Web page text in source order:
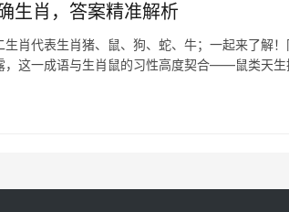
生肖，答案精准解析
肖代表生肖猪、鼠、狗、蛇、牛；一起来了解
，这一成语与生肖鼠的习性高度契合——鼠类天